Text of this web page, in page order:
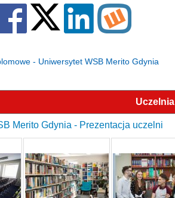
- Uniwersytet WSB Merito Gdynia
Uczelnia
Merito Gdynia - Prezentacja uczelni